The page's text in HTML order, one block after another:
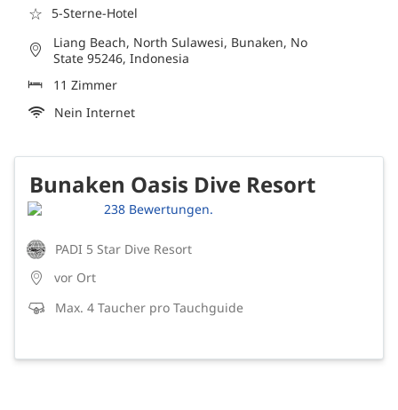
☆
5-Sterne-Hotel
Liang Beach, North Sulawesi, Bunaken, No
State 95246, Indonesia
11 Zimmer
Nein Internet
Bunaken Oasis Dive Resort
238 Bewertungen.
PADI 5 Star Dive Resort
vor Ort
Max. 4 Taucher pro Tauchguide